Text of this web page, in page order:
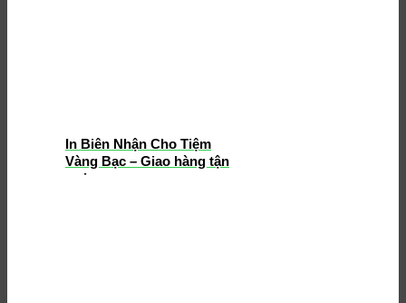
In Biên Nhận Cho Tiệm
Vàng Bạc – Giao hàng tận
nơi